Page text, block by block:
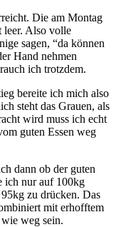
Die am Montag
leer. Also volle
sagen, “da können
Hand nehmen
ich trotzdem.
bereite ich mich also
steht das Grauen, als
wird muss ich echt
guten Essen weg
dann ob der guten
ich nur auf 100kg
zu drücken. Das
mit erhofftem
weg sein.